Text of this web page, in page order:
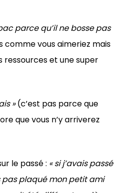
parce qu’il ne bosse pas
comme vous aimeriez mais
ressources et une super
»(c’est pas parce que
que vous n’y arriverez
le passé : « si j’avais passé
pas plaqué mon petit ami